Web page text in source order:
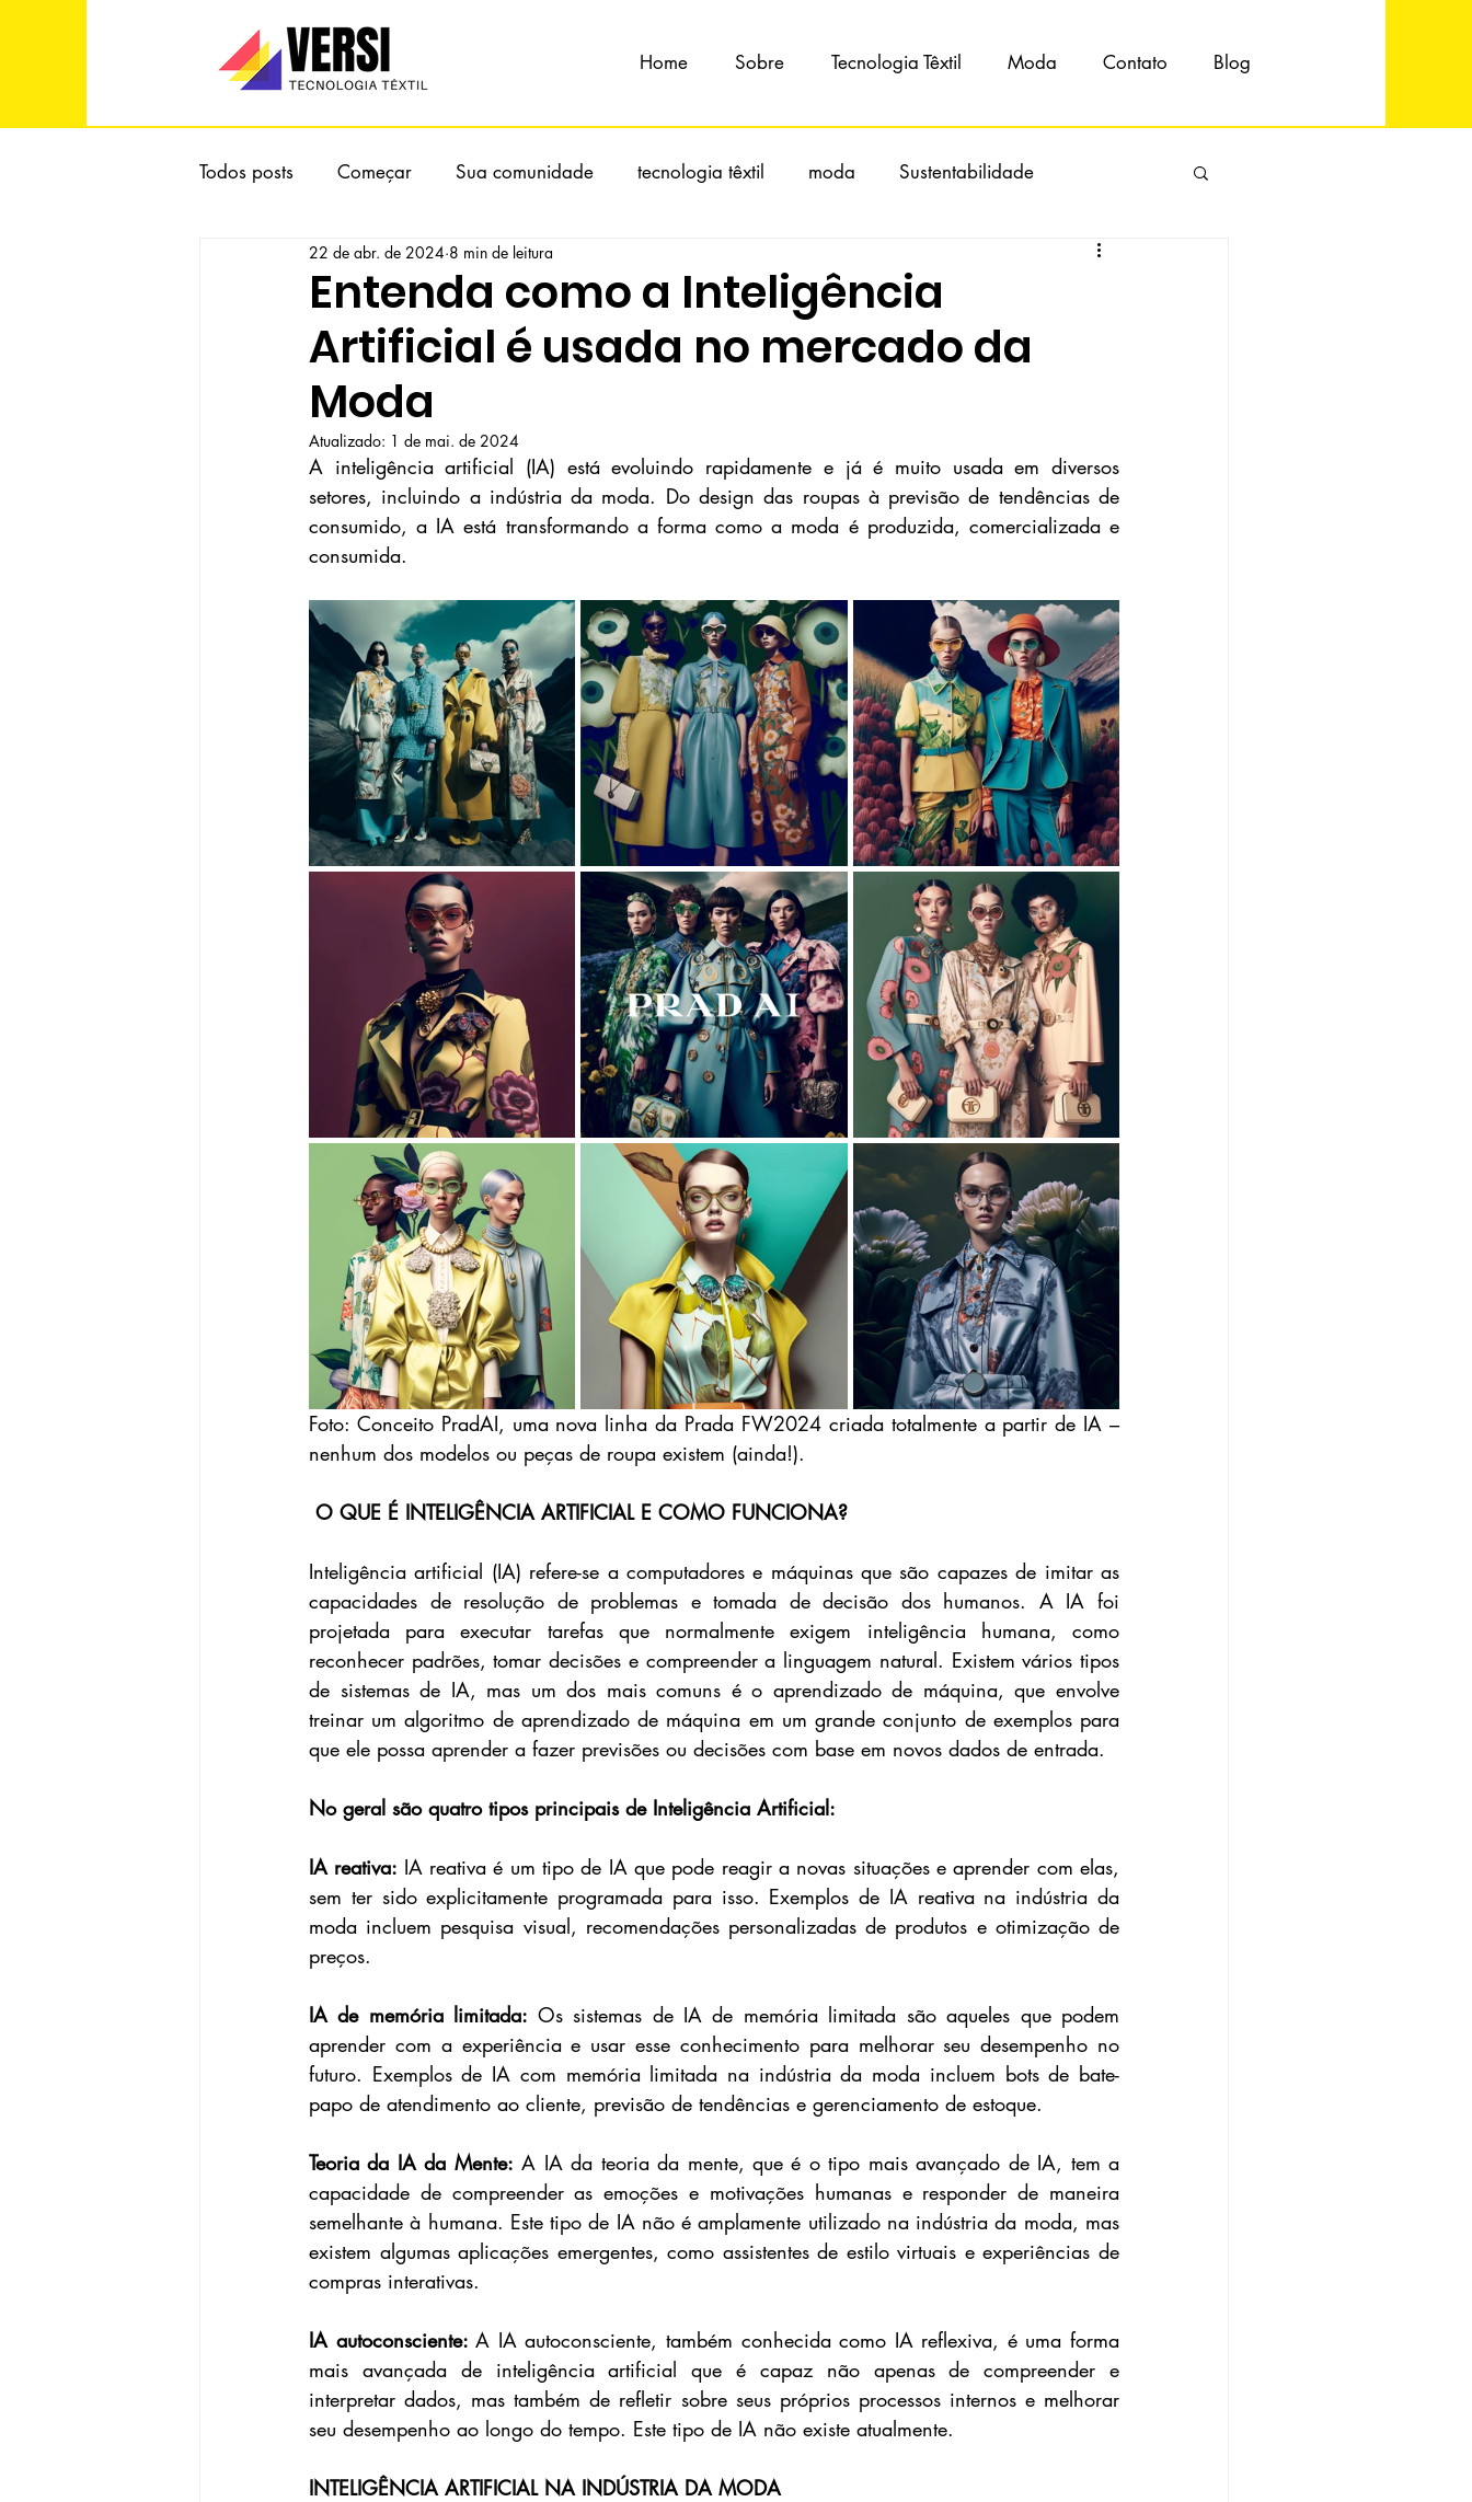
Home Sobre Tecnologia Têxtil Moda Contato Blog
Todos posts Começar Sua comunidade tecnologia têxtil moda Sustentabilidade
Entenda como a Inteligência
Artificial é usada no mercado da
Moda
22 de abr. de 2024 8 min de leitura
Atualizado: 1 de mai. de 2024
A inteligência artificial (IA) está evoluindo rapidamente e já é muito usada em diversos
setores, incluindo a indústria da moda. Do design das roupas à previsão de tendências de
consumido, a IA está transformando a forma como a moda é produzida, comercializada e
consumida.
Foto: Conceito PradAI, uma nova linha da Prada FW2024 criada totalmente a partir de IA –
nenhum dos modelos ou peças de roupa existem (ainda!).
O QUE É INTELIGÊNCIA ARTIFICIAL E COMO FUNCIONA?
Inteligência artificial (IA) refere-se a computadores e máquinas que são capazes de imitar as
capacidades de resolução de problemas e tomada de decisão dos humanos. A IA foi
projetada para executar tarefas que normalmente exigem inteligência humana, como
reconhecer padrões, tomar decisões e compreender a linguagem natural. Existem vários tipos
de sistemas de IA, mas um dos mais comuns é o aprendizado de máquina, que envolve
treinar um algoritmo de aprendizado de máquina em um grande conjunto de exemplos para
que ele possa aprender a fazer previsões ou decisões com base em novos dados de entrada.
No geral são quatro tipos principais de Inteligência Artificial:
IA reativa: IA reativa é um tipo de IA que pode reagir a novas situações e aprender com elas,
sem ter sido explicitamente programada para isso. Exemplos de IA reativa na indústria da
moda incluem pesquisa visual, recomendações personalizadas de produtos e otimização de
preços.
IA de memória limitada: Os sistemas de IA de memória limitada são aqueles que podem
aprender com a experiência e usar esse conhecimento para melhorar seu desempenho no
futuro. Exemplos de IA com memória limitada na indústria da moda incluem bots de bate-
papo de atendimento ao cliente, previsão de tendências e gerenciamento de estoque.
Teoria da IA ​​da Mente: A IA da teoria da mente, que é o tipo mais avançado de IA, tem a
capacidade de compreender as emoções e motivações humanas e responder de maneira
semelhante à humana. Este tipo de IA não é amplamente utilizado na indústria da moda, mas
existem algumas aplicações emergentes, como assistentes de estilo virtuais e experiências de
compras interativas.
IA autoconsciente: A IA autoconsciente, também conhecida como IA reflexiva, é uma forma
mais avançada de inteligência artificial que é capaz não apenas de compreender e
interpretar dados, mas também de refletir sobre seus próprios processos internos e melhorar
seu desempenho ao longo do tempo. Este tipo de IA não existe atualmente.
INTELIGÊNCIA ARTIFICIAL NA INDÚSTRIA DA MODA